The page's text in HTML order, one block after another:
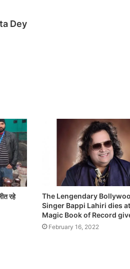
Dey
रहे
The Lengendary
Singer Bappi Lahiri dies
Magic Book of Record
February 16, 2022